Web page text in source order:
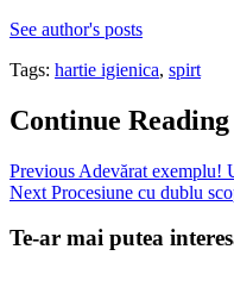
See author's posts
Tags: hartie igienica, spirt
Continue Reading
Previous Adevărat exemplu!
Next Procesiune cu dublu
Te-ar mai putea